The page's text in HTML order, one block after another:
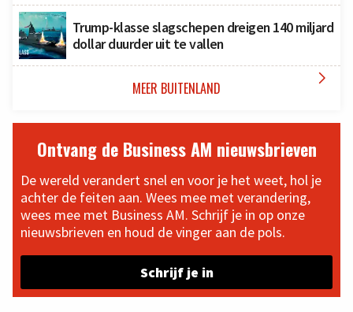
Trump-klasse slagschepen dreigen 140 miljard
dollar duurder uit te vallen
MEER BUITENLAND 
Ontvang de Business AM nieuwsbrieven
De wereld verandert snel en voor je het weet, hol je
achter de feiten aan. Wees mee met verandering,
wees mee met Business AM. Schrijf je in op onze
nieuwsbrieven en houd de vinger aan de pols.
Schrijf je in